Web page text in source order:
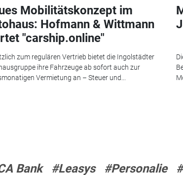
Mobilitätskonzept im
Hofmann & Wittmann
"carship.online"
zum regulären Vertrieb bietet die Ingolstädter
ihre Fahrzeuge ab sofort auch zur
Vermietung an – Steuer und...
Bank #Leasys #Personalie